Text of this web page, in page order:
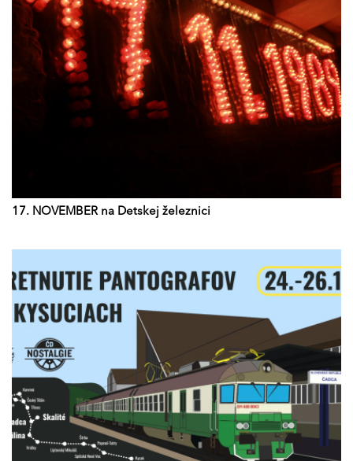
17. NOVEMBER na Detskej železnici